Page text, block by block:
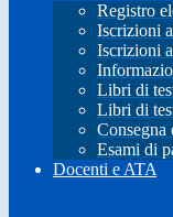
Registro
Iscrizioni
Iscrizioni
Libri di
Libri di
Esami di
Docenti e ATA